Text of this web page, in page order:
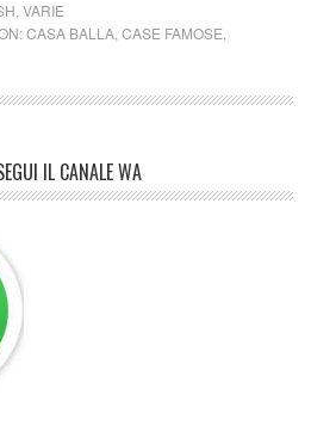
VARIE
CASA BALLA, CASE FAMOSE
IL CANALE WA